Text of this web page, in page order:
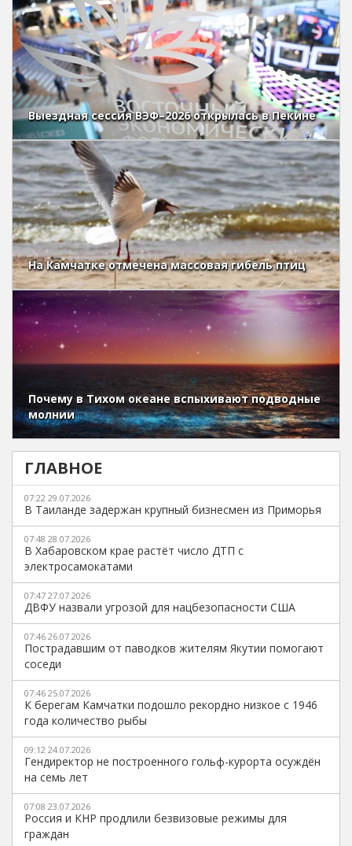
Выездная сессия ВЭФ–2026 открылась в Пекине
На Камчатке отмечена массовая гибель птиц
Почему в Тихом океане вспыхивают подводные
молнии
ГЛАВНОЕ
07:22 29.07.2026
В Таиланде задержан крупный бизнесмен из Приморья
07:48 28.07.2026
В Хабаровском крае растёт число ДТП с
электросамокатами
07:47 27.07.2026
ДВФУ назвали угрозой для нацбезопасности США
07:46 26.07.2026
Пострадавшим от паводков жителям Якутии помогают
соседи
07:46 25.07.2026
К берегам Камчатки подошло рекордно низкое с 1946
года количество рыбы
09:12 24.07.2026
Гендиректор не построенного гольф-курорта осуждён
на семь лет
07:08 23.07.2026
Россия и КНР продлили безвизовые режимы для
граждан